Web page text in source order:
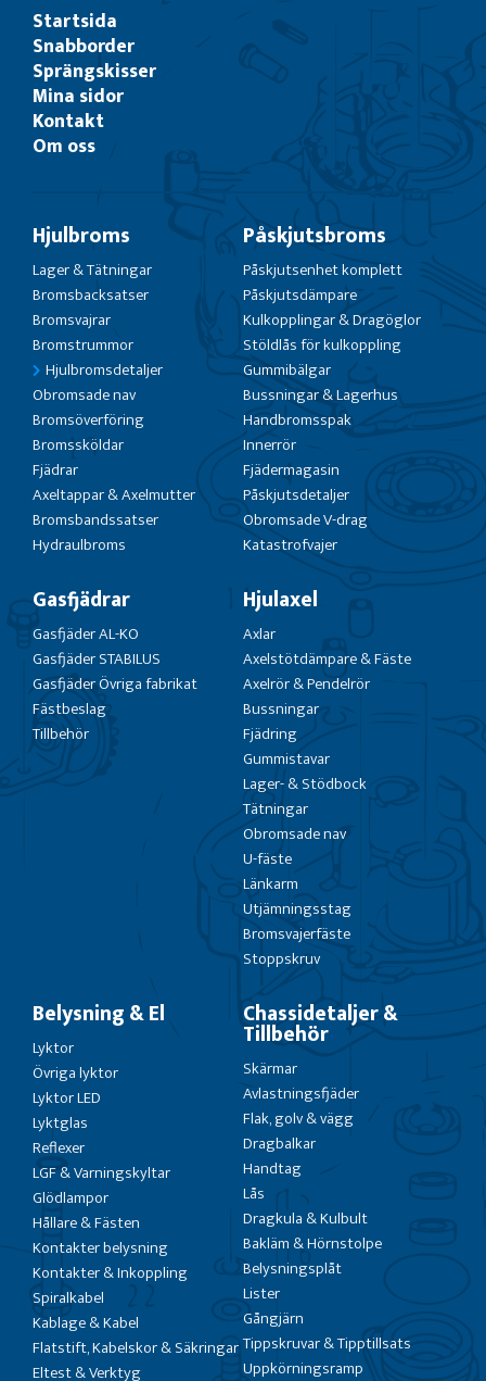
Startsida
Snabborder
Sprängskisser
Mina sidor
Kontakt
Om oss
Hjulbroms
Lager & Tätningar
Bromsbacksatser
Bromsvajrar
Bromstrummor
Hjulbromsdetaljer
Obromsade nav
Bromsöverföring
Bromssköldar
Fjädrar
Axeltappar & Axelmutter
Bromsbandssatser
Hydraulbroms
Påskjutsbroms
Påskjutsenhet komplett
Påskjutsdämpare
Kulkopplingar & Dragöglor
Stöldlås för kulkoppling
Gummibälgar
Bussningar & Lagerhus
Handbromsspak
Innerrör
Fjädermagasin
Påskjutsdetaljer
Obromsade V-drag
Katastrofvajer
Gasfjädrar
Gasfjäder AL-KO
Gasfjäder STABILUS
Gasfjäder Övriga fabrikat
Fästbeslag
Tillbehör
Hjulaxel
Axlar
Axelstötdämpare & Fäste
Axelrör & Pendelrör
Bussningar
Fjädring
Gummistavar
Lager- & Stödbock
Tätningar
Obromsade nav
U-fäste
Länkarm
Utjämningsstag
Bromsvajerfäste
Stoppskruv
Belysning & El
Lyktor
Övriga lyktor
Lyktor LED
Lyktglas
Reflexer
LGF & Varningskyltar
Glödlampor
Hållare & Fästen
Kontakter belysning
Kontakter & Inkoppling
Spiralkabel
Kablage & Kabel
Flatstift, Kabelskor & Säkringar
Eltest & Verktyg
Chassidetaljer &
Tillbehör
Skärmar
Avlastningsfjäder
Flak, golv & vägg
Dragbalkar
Handtag
Lås
Dragkula & Kulbult
Bakläm & Hörnstolpe
Belysningsplåt
Lister
Gångjärn
Tippskruvar & Tipptillsats
Uppkörningsramp